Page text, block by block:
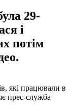
29-
і
потім
які працювали в
прес-служба